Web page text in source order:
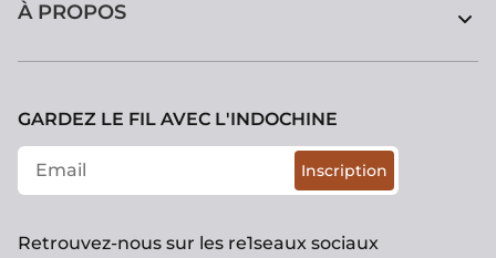
À PROPOS
GARDEZ LE FIL AVEC L'INDOCHINE
Inscription
Retrouvez-nous sur les re1seaux sociaux